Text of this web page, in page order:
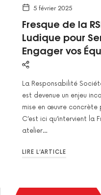
5 février 2025
Fresque de la
Ludique pour
Engager vos
La Responsabilité
est devenue un enjeu
mise en œuvre concrète
C’est ici qu’intervient la
atelier…
LIRE L’ARTICLE